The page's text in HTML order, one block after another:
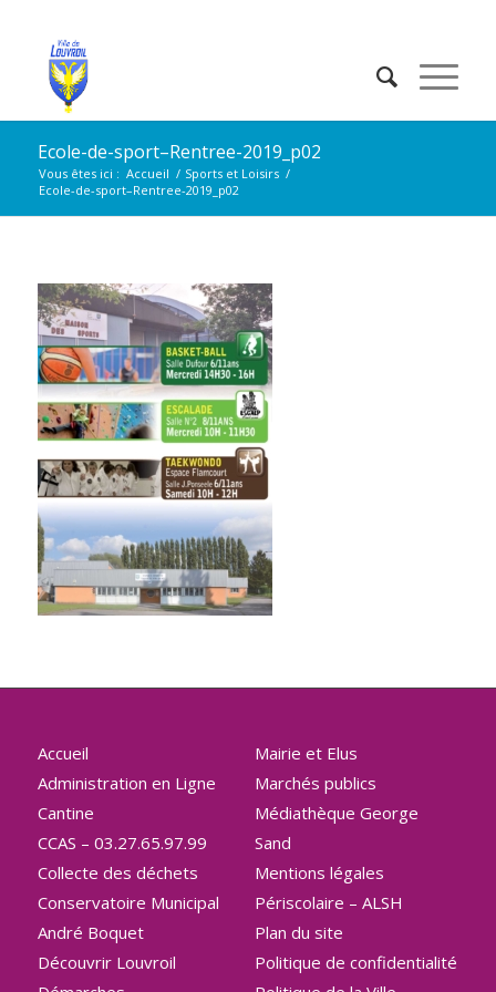
Ecole-de-sport–Rentree-2019_p02
Vous êtes ici : Accueil / Sports et Loisirs /
Ecole-de-sport–Rentree-2019_p02
Accueil
Administration en Ligne
Cantine
CCAS – 03.27.65.97.99
Collecte des déchets
Conservatoire Municipal
André Boquet
Découvrir Louvroil
Mairie et Elus
Marchés publics
Médiathèque George
Sand
Mentions légales
Périscolaire – ALSH
Plan du site
Politique de confidentialité